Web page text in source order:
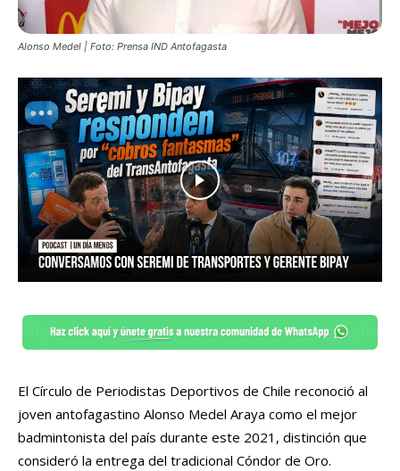
Alonso Medel | Foto: Prensa IND Antofagasta
El Círculo de Periodistas Deportivos de Chile reconoció al
joven antofagastino Alonso Medel Araya como el mejor
badmintonista del país durante este 2021, distinción que
consideró la entrega del tradicional Cóndor de Oro.